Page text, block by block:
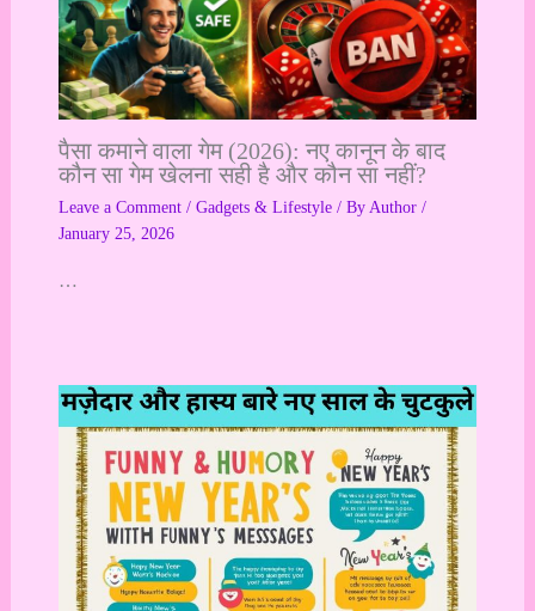
पैसा कमाने वाला गेम (2026): नए कानून के बाद
कौन सा गेम खेलना सही है और कौन सा नहीं?
Leave a Comment / Gadgets & Lifestyle/ By Author /
January 25, 2026
…